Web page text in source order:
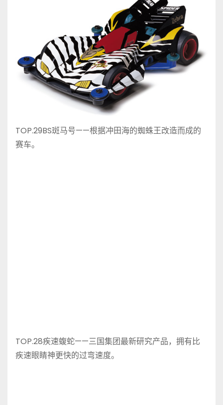
TOP.29BS斑马号——根据冲田海的蜘蛛王改造而成的
赛车。
TOP.28疾速蝮蛇——三国集团最新研究产品，拥有比
疾速眼睛神更快的过弯速度。